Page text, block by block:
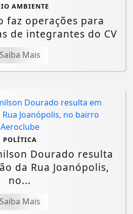
AMBIENTE
faz operações para
de integrantes do CV
Saiba Mais
POLÍTICA
Dourado resulta
da Rua Joanópolis,
no...
Saiba Mais